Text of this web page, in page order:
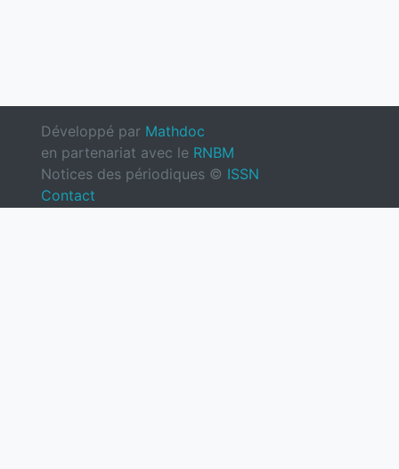
Développé par Mathdoc
en partenariat avec le RNBM
Notices des périodiques © ISSN
Contact